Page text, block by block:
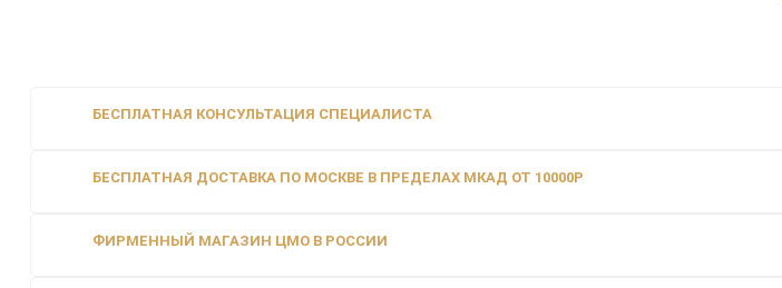
БЕСПЛАТНАЯ КОНСУЛЬТАЦИЯ СПЕЦИАЛИСТА
БЕСПЛАТНАЯ ДОСТАВКА ПО МОСКВЕ В ПРЕДЕЛАХ МКАД ОТ 10000Р
ФИРМЕННЫЙ МАГАЗИН ЦМО В РОССИИ